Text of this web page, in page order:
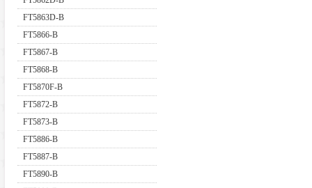
FT5863D-B
FT5866-B
FT5867-B
FT5868-B
FT5870F-B
FT5872-B
FT5873-B
FT5886-B
FT5887-B
FT5890-B